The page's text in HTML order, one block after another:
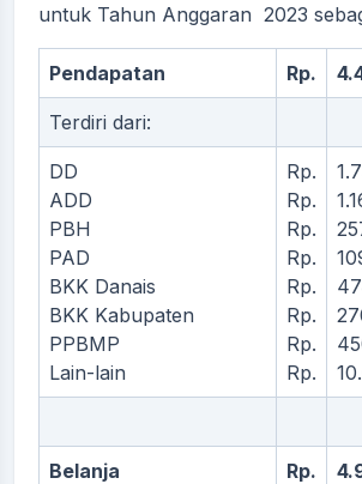
untuk Tahun Anggaran 2023
Pendapatan Rp.
Terdiri dari:
DD
ADD
PBH
PAD
BKK Danais
BKK Kabupaten
PPBMP
Lain-lain
Rp.
Rp.
Rp.
Rp.
Rp.
Rp.
Rp.
Rp.
Belanja Rp.